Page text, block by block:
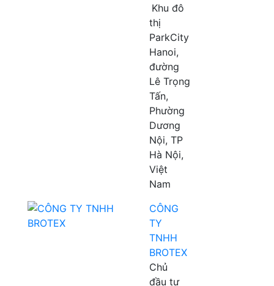
Khu đô
thị
ParkCity
Hanoi,
đường
Lê Trọng
Tấn,
Phường
Dương
Nội, TP
Hà Nội,
Việt
Nam
CÔNG
TY
TNHH
BROTEX
Chủ
đầu tư